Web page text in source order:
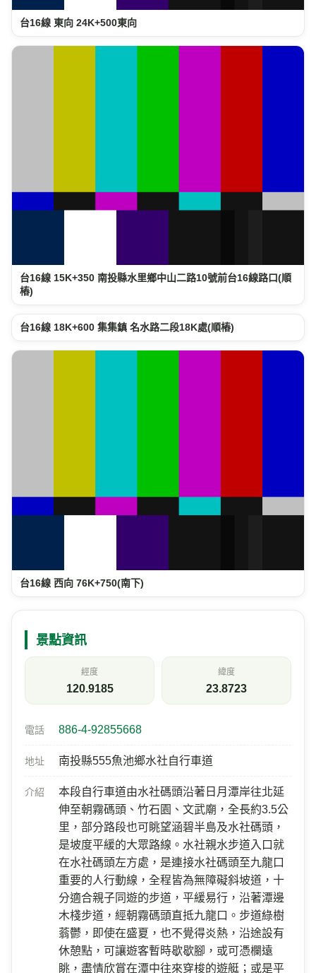
台16線 東向 24K+500東向
台16線 15K+350 南投縣水里鄉中山二路10號前台16線路口(順
樁)
台16線 西向 76K+750(南下)
景點資訊
經度
120.9185
緯度
23.8723
886-4-92855668